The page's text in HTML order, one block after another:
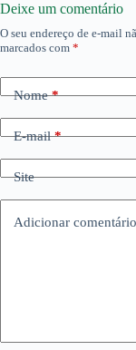
Deixe um comentário
O seu endereço de e-mail
marcados com *
Nome*
E-mail*
Site
Adicionar comentário